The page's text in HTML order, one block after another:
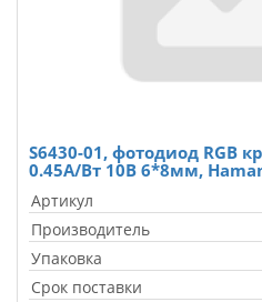
S6430-01, фотодиод RGB
0.45А/Вт 10В 6*8мм,
Артикул
Производитель
Упаковка
Срок поставки